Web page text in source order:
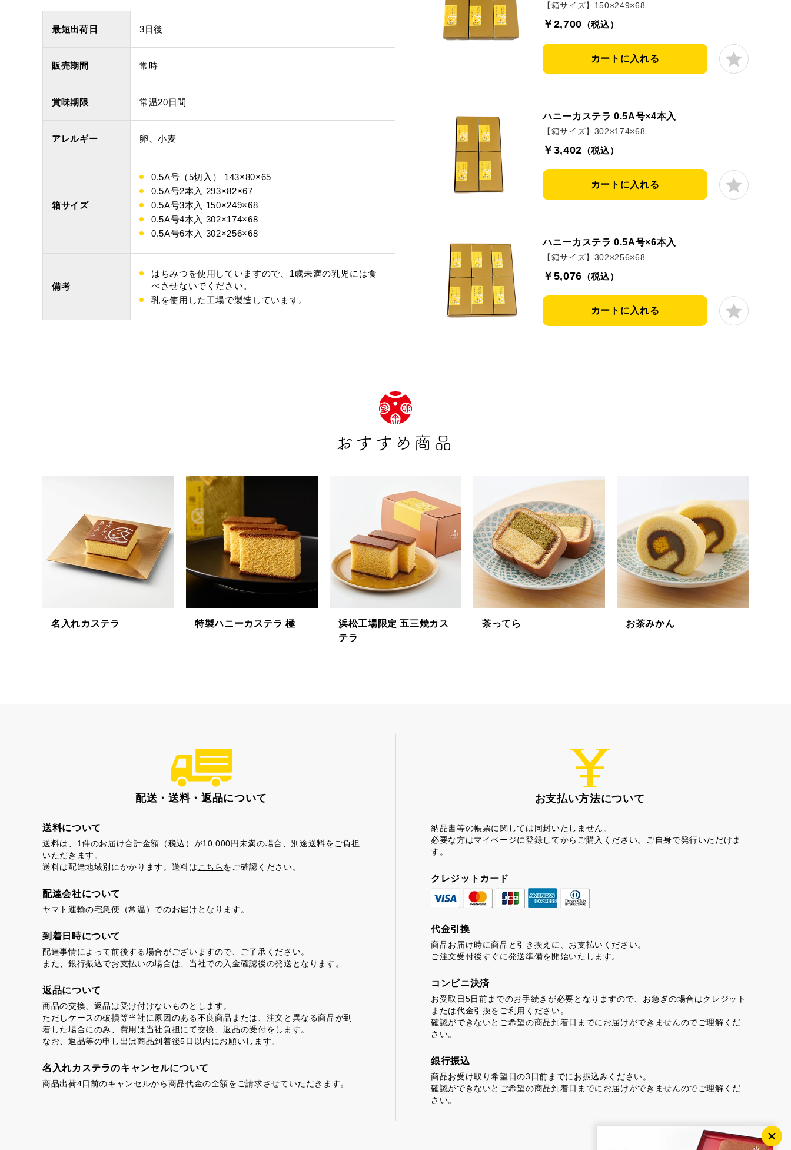
特製ハニーカステラ極
（五三・ハニー・静岡茶）
カステラ巻・三笠山
カステラ巻 三笠山どら焼き カステラ巻・三笠山
風紋花 ちゃころん お茶の子
最短出荷日 3日後
販売期間 常時
賞味期限 常温20日間
アレルギー 卵、小麦
箱サイズ
0.5A号（5切入） 143×80×65
0.5A号2本入 293×82×67
0.5A号3本入 150×249×68
0.5A号4本入 302×174×68
0.5A号6本入 302×256×68
備考
はちみつを使用していますので、1歳未満の乳児には食
べさせないでください。
乳を使用した工場で製造しています。
【箱サイズ】150×249×68
￥2,700 （税込）
カートに入れる
ハニーカステラ 0.5A号×4本入
【箱サイズ】302×174×68
￥3,402 （税込）
カートに入れる
ハニーカステラ 0.5A号×6本入
【箱サイズ】302×256×68
￥5,076 （税込）
カートに入れる
おすすめ商品
名入れカステラ 特製ハニーカステラ 極
浜松工場限定 五三焼カス
テラ
茶ってら お茶みかん
配送・送料・返品について
送料について
送料は、1件のお届け合計金額（税込）が10,000円未満の場合、別途送料をご負担
いただきます。
送料は配達地域別にかかります。送料はこちらをご確認ください。
配達会社について
ヤマト運輸の宅急便（常温）でのお届けとなります。
到着日時について
配達事情によって前後する場合がございますので、ご了承ください。
また、銀行振込でお支払いの場合は、当社での入金確認後の発送となります。
返品について
商品の交換、返品は受け付けないものとします。
ただしケースの破損等当社に原因のある不良商品または、注文と異なる商品が到
着した場合にのみ、費用は当社負担にて交換、返品の受付をします。
なお、返品等の申し出は商品到着後5日以内にお願いします。
名入れカステラのキャンセルについて
商品出荷4日前のキャンセルから商品代金の全額をご請求させていただきます。
お支払い方法について
納品書等の帳票に関しては同封いたしません。
必要な方はマイページに登録してからご購入ください。ご自身で発行いただけま
す。
クレジットカード
代金引換
商品お届け時に商品と引き換えに、お支払いください。
ご注文受付後すぐに発送準備を開始いたします。
コンビニ決済
お受取日5日前までのお手続きが必要となりますので、お急ぎの場合はクレジット
または代金引換をご利用ください。
確認ができないとご希望の商品到着日までにお届けができませんのでご理解くだ
さい。
銀行振込
商品お受け取り希望日の3日前までにお振込みください。
確認ができないとご希望の商品到着日までにお届けができませんのでご理解くだ
さい。